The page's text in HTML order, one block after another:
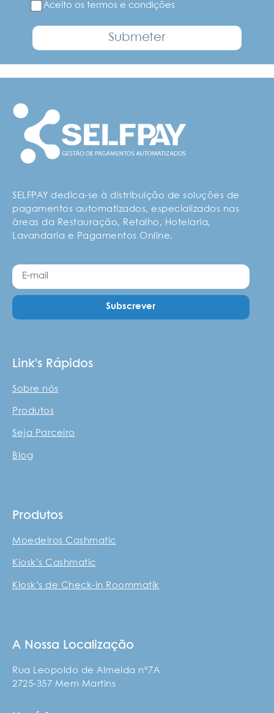
Aceito os termos e condições
Submeter
SELFPAY dedica-se à distribuição de soluções de
pagamentos automatizados, especializados nas
àreas da Restauração, Retalho, Hotelaria,
Lavandaria e Pagamentos Online.
Subscrever
Link's Rápidos
Sobre nós
Produtos
Seja Parceiro
Blog
Produtos
Moedeiros Cashmatic
Kiosk’s Cashmatic
Kiosk’s de Check-in Roommatik
A Nossa Localização
Rua Leopoldo de Almeida nº7A
2725-357 Mem Martins